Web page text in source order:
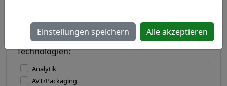
Technologien:
Analytik
AVT/Packaging
Einstellungen speichern Alle akzeptieren